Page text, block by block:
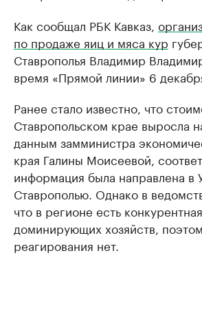
Как сообщал РБК Кавказ,
по продаже яиц и мяса кур
Ставрополья Владимир
время «Прямой линии» 6
Ранее стало известно, что
Ставропольском крае выросла
данным замминистра
края Галины Моисеевой,
информация была направлена в
Ставрополью. Однако в
что в регионе есть
доминирующих хозяйств,
реагирования нет.